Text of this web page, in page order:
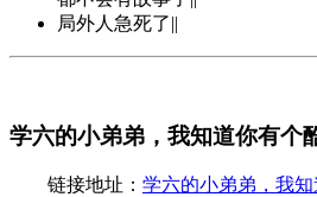
局外人急死了||
学六的小弟弟，我知道你有个
链接地址： 学六的小弟弟，我